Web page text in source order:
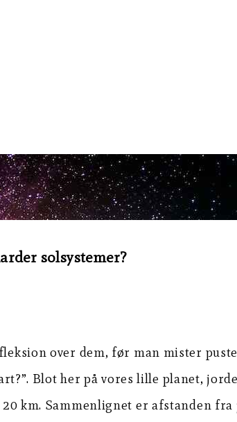
solsystemer?
over dem, før man mister
Blot her på vores lille planet,
km. Sammenlignet er afstanden